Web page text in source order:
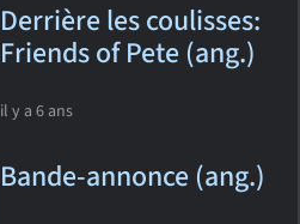
Derrière les coulisses:
Friends of Pete (ang.)
il y a 6 ans
Bande-annonce (ang.)